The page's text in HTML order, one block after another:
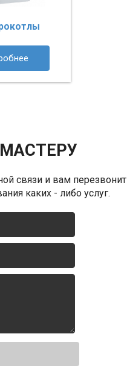
связи и вам перезвонит
каких - либо услуг.